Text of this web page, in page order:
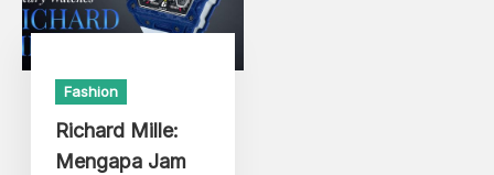
Fashion
Richard Mille:
Mengapa Jam